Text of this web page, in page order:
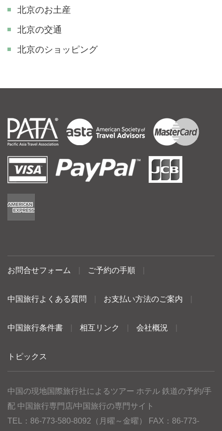
北京のお土産
北京の交通
北京のショッピング
お問合せフォーム ご予約の手順
中国旅行よくある質問 お支払い方法のご案内
中国旅行条件書 相互リンク 会社概況
トピックス
中国の現地国際旅行社によるツアー ホテル 鉄道の予約/手
配 中国旅行専門店/中国旅行の専門サイト
TEL：86-773-580-8092（月曜～金曜） FAX：86-773-